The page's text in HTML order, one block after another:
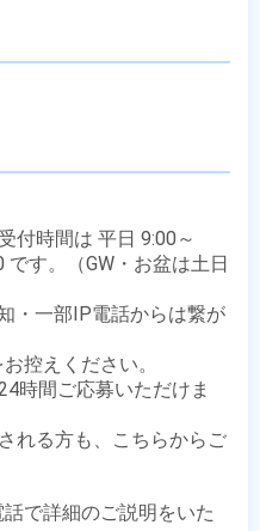
付時間は 平日 9:00～
です。（GW・お盆は土日
・一部IP電話からは繋が
控えください。
時間ご応募いただけま
れる方も、こちらからご
で詳細のご説明をいた